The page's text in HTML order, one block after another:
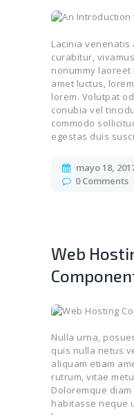
Lacinia
curabitur,
nonummy
amet luctus,
lorem. Volutpat
conubia vel
commodo
egestas duis
mayo 18,
0 Comments
Web
Nulla urna,
quis nulla netus
aliquam etiam
rutrum, vitae
Doloremque
habitasse neque